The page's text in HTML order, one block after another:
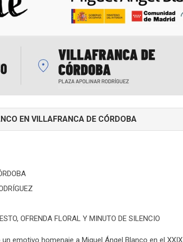
EN VILLAFRANCA DE CÓRDOBA
OFRENDA FLORAL Y MINUTO DE SILENCIO
emotivo homenaje a Miguel Ángel Blanco en el XXIX